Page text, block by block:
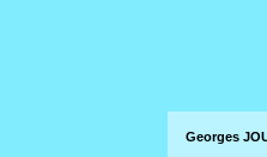
Georges